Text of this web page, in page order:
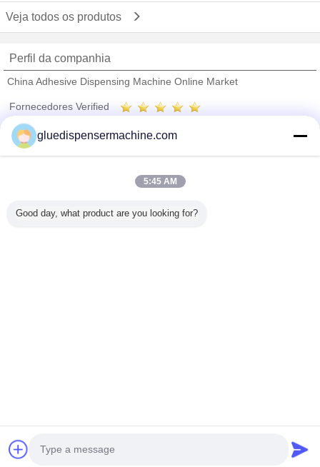
Veja todos os produtos
Perfil da companhia
China Adhesive Dispensing Machine Online Market
Fornecedores Verified
Trust Seal
Todos os Produtos
Developed by
gluedispensermachine.com
5:45 AM
Good day, what product are you looking for?